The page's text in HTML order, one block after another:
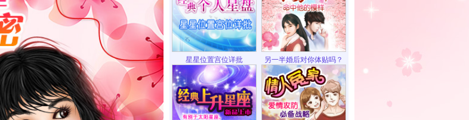
星星位置宫位详批 另一半婚后对你体贴吗？